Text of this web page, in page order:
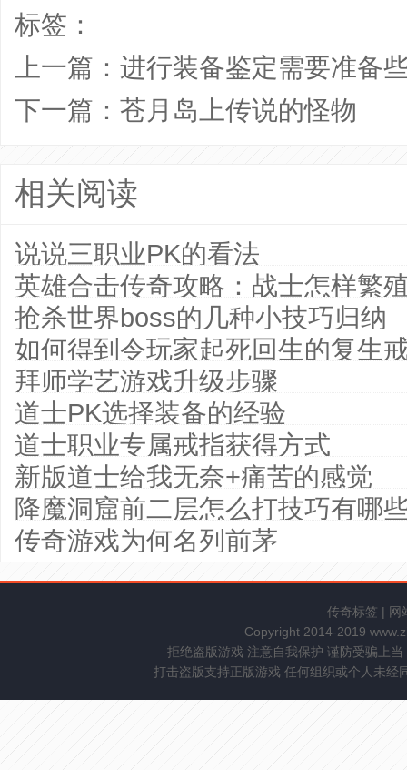
标签：
上一篇： 进行装备鉴定需要准备
下一篇： 苍月岛上传说的怪物
相关阅读
说说三职业PK的看法
英雄合击传奇攻略：战士怎样繁
抢杀世界boss的几种小技巧归纳
如何得到令玩家起死回生的复生
拜师学艺游戏升级步骤
道士PK选择装备的经验
道士职业专属戒指获得方式
新版道士给我无奈+痛苦的感觉
降魔洞窟前二层怎么打技巧有哪
传奇游戏为何名列前茅
传奇标签 | 网
Copyright 2014-2019
拒绝盗版游戏 注意自我保护 谨防受骗上
打击盗版支持正版游戏 任何组织或个人未经